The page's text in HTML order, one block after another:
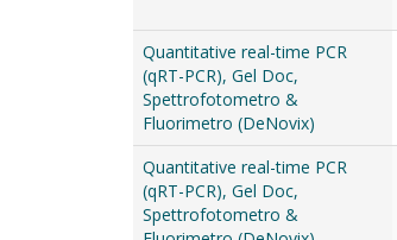
Quantitative real-time PCR
(qRT-PCR), Gel Doc,
Spettrofotometro &
Fluorimetro (DeNovix)
Quantitative real-time PCR
(qRT-PCR), Gel Doc,
Spettrofotometro &